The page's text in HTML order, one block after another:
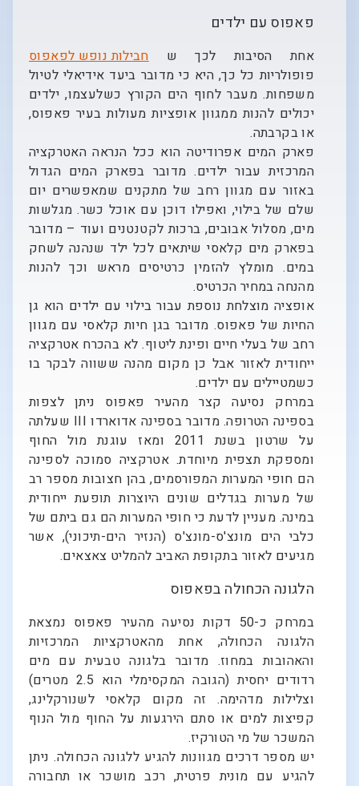
פאפוס עם ילדים
אחת הסיבות לכך שחבילות נופש לפאפוס
פופולריות כל כך, היא כי מדובר ביעד אידיאלי לטיול
משפחות. מעבר לחוף הים הקורץ כשלעצמו, ילדים
יכולים להנות ממגוון אופציות מעולות בעיר פאפוס,
או בקרבתה.
פארק המים אפרודיטה הוא ככל הנראה האטרקציה
המרכזית עבור ילדים. מדובר בפארק המים הגדול
באזור עם מגוון רחב של מתקנים שמאפשרים יום
שלם של בילוי, ואפילו דוכן עם אוכל כשר. מגלשות
מים, מסלול אבובים, ברכות לקטנטנים ועוד – מדובר
בפארק מים קלאסי שיתאים לכל ילד שנהנה לשחק
במים. מומלץ להזמין כרטיסים מראש וכך להנות
מהנחה במחיר הכרטיס.
אופציה מוצלחת נוספת עבור בילוי עם ילדים הוא גן
החיות של פאפוס. מדובר בגן חיות קלאסי עם מגוון
רחב של בעלי חיים ופינת ליטוף. לא בהכרח אטרקציה
ייחודית לאזור אבל כן מקום מהנה ששווה לבקר בו
כשמטיילים עם ילדים.
במרחק נסיעה קצר מהעיר פאפוס ניתן לצפות
בספינה הטרופה. מדובר בספינה אדוארדו III שעלתה
על שרטון בשנת 2011 ומאז עוגנת מול החוף
ומספקת תצפית מיוחדת. אטרקציה סמוכה לספינה
הם חופי המערות המפורסמים, בהן חצובות מספר רב
של מערות בגדלים שונים היוצרות תופעת ייחודית
במינה. מעניין לדעת כי חופי המערות הם גם ביתם של
כלבי הים מונצ'ס-מונצ'ס (הנזיר הים-תיכוני), אשר
מגיעים לאזור בתקופת האביב להמליט צאצאים.
הלגונה הכחולה בפאפוס
במרחק כ-50 דקות נסיעה מהעיר פאפוס נמצאת
הלגונה הכחולה, אחת מהאטרקציות המרכזיות
והאהובות במחוז. מדובר בלגונה טבעית עם מים
רדודים יחסית (הגובה המקסימלי הוא 2.5 מטרים)
וצלילות מדהימה. זה מקום קלאסי לשנורקלינג,
קפיצות למים או סתם הירגעות על החוף מול הנוף
המשכר של מי הטורקיז.
יש מספר דרכים מגוונות להגיע ללגונה הכחולה. ניתן
להגיע עם מונית פרטית, רכב מושכר או תחבורה